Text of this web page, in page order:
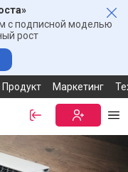
с подписной моделью
рост
Продукт Маркетинг
Войти